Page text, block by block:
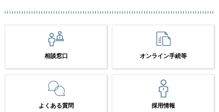
相談窓口 オンライン手続等
よくある質問 採用情報